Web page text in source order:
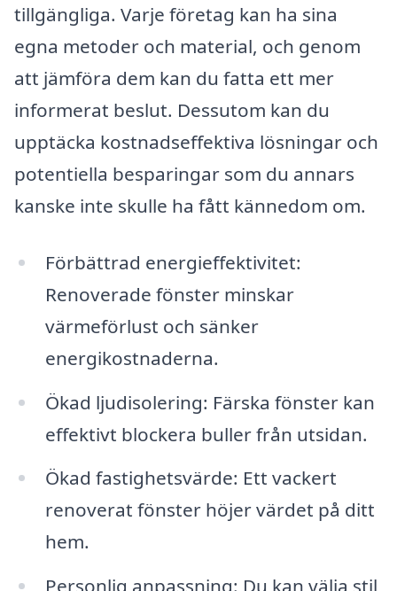
tillgängliga. Varje företag kan ha sina
egna metoder och material, och genom
att jämföra dem kan du fatta ett mer
informerat beslut. Dessutom kan du
upptäcka kostnadseffektiva lösningar och
potentiella besparingar som du annars
kanske inte skulle ha fått kännedom om.
Förbättrad energieffektivitet:
Renoverade fönster minskar
värmeförlust och sänker
energikostnaderna.
Ökad ljudisolering: Färska fönster kan
effektivt blockera buller från utsidan.
Ökad fastighetsvärde: Ett vackert
renoverat fönster höjer värdet på ditt
hem.
Personlig anpassning: Du kan välja stil